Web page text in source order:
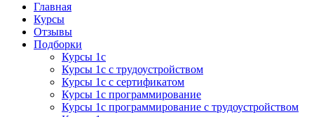
Курсы 1С
Курсы 1С официальная сертификация
Главная
Курсы
Отзывы
Подборки
Курсы 1с
Курсы 1с с трудоустройством
Курсы 1с с сертификатом
Курсы 1с программирование
Курсы 1с программирование с трудоустройством